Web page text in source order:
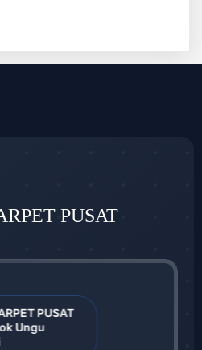
PUSAT
PUSAT
Ungu